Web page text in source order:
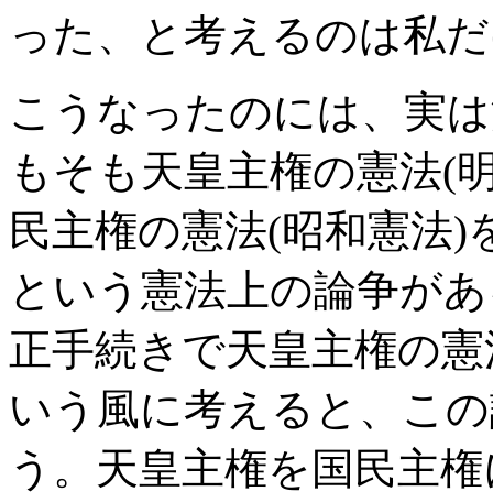
った、と考えるのは私
こうなったのには、実
もそも天皇主権の憲法(
民主権の憲法(昭和憲法
という憲法上の論争が
正手続きで天皇主権の
いう風に考えると、こ
う。天皇主権を国民主